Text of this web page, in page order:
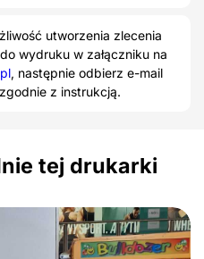
utworzenia zlecenia
wydruku w załączniku na
, następnie odbierz e-mail
z instrukcją.
tej drukarki